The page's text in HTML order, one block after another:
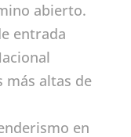
abierto.
entrada
más altas de
en